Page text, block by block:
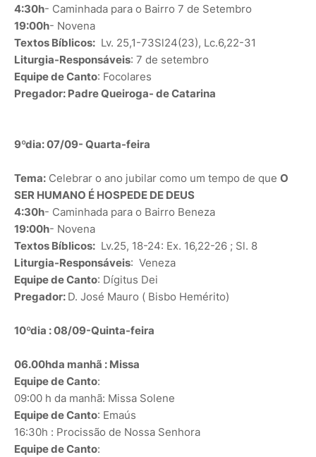
4:30h- Caminhada para o Bairro 7 de Setembro
19:00h- Novena
Textos Bíblicos: Lv. 25,1-73Sl24(23), Lc.6,22-31
Liturgia-Responsáveis: 7 de setembro
Equipe de Canto: Focolares
Pregador: Padre Queiroga- de Catarina
9ºdia: 07/09- Quarta-feira
Tema: Celebrar o ano jubilar como um tempo de que O
SER HUMANO É HOSPEDE DE DEUS
4:30h- Caminhada para o Bairro Beneza
19:00h- Novena
Textos Bíblicos: Lv.25, 18-24: Ex. 16,22-26 ; Sl. 8
Liturgia-Responsáveis: Veneza
Equipe de Canto: Dígitus Dei
Pregador: D. José Mauro ( Bisbo Hemérito)
10ºdia : 08/09-Quinta-feira
06.00hda manhã : Missa
Equipe de Canto:
09:00 h da manhã: Missa Solene
Equipe de Canto: Emaús
16:30h : Procissão de Nossa Senhora
Equipe de Canto: